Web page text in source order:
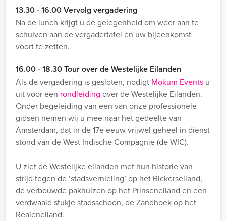
13.30 - 16.00 Vervolg vergadering
Na de lunch krijgt u de gelegenheid om weer aan te
schuiven aan de vergadertafel en uw bijeenkomst
voort te zetten.
16.00 - 18.30 Tour over de Westelijke Eilanden
Als de vergadering is gesloten, nodigt Mokum Events u
uit voor een rondleiding over de Westelijke Eilanden.
Onder begeleiding van een van onze professionele
gidsen nemen wij u mee naar het gedeelte van
Amsterdam, dat in de 17e eeuw vrijwel geheel in dienst
stond van de West Indische Compagnie (de WIC).
U ziet de Westelijke eilanden met hun historie van
strijd tegen de ‘stadsvernieling’ op het Bickerseiland,
de verbouwde pakhuizen op het Prinseneiland en een
verdwaald stukje stadsschoon, de Zandhoek op het
Realeneiland.